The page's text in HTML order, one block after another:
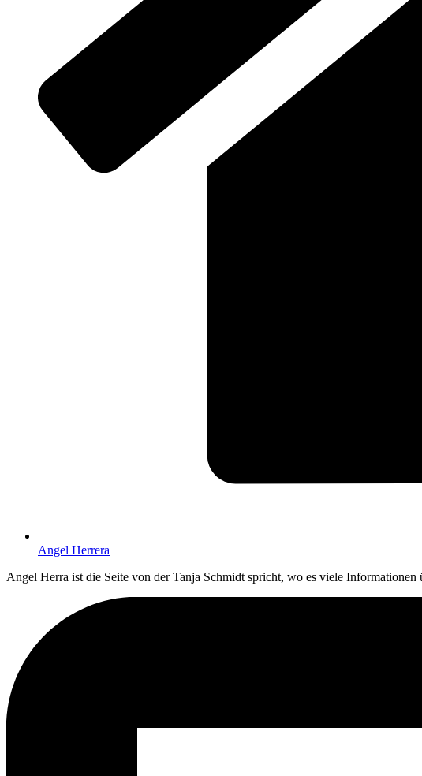
Angel Her­rera
Angel Her­ra ist die Sei­te von der Tan­ja Schmidt spricht, wo es vie­le